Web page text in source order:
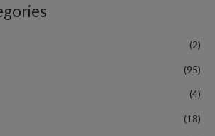
(2)
(95)
(4)
(18)